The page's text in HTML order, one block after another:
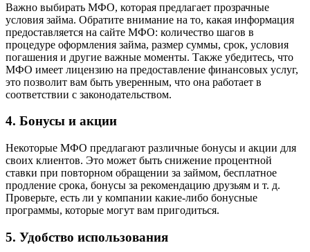
Важно выбирать МФО, которая предлагает прозрачные
условия займа. Обратите внимание на то, какая информация
предоставляется на сайте МФО: количество шагов в
процедуре оформления займа, размер суммы, срок, условия
погашения и другие важные моменты. Также убедитесь, что
МФО имеет лицензию на предоставление финансовых услуг,
это позволит вам быть уверенным, что она работает в
соответствии с законодательством.
4. Бонусы и акции
Некоторые МФО предлагают различные бонусы и акции для
своих клиентов. Это может быть снижение процентной
ставки при повторном обращении за займом, бесплатное
продление срока, бонусы за рекомендацию друзьям и т. д.
Проверьте, есть ли у компании какие-либо бонусные
программы, которые могут вам пригодиться.
5. Удобство использования